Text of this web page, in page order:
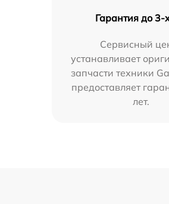
Гарантия до 3-
Сервисный
устанавливает
запчасти техники
предоставляет
лет.